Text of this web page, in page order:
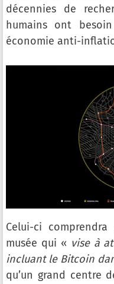
décennies de
humains ont
économie anti-
Celui-ci
musée qui « vise à
incluant le Bitcoin
qu’un grand centre